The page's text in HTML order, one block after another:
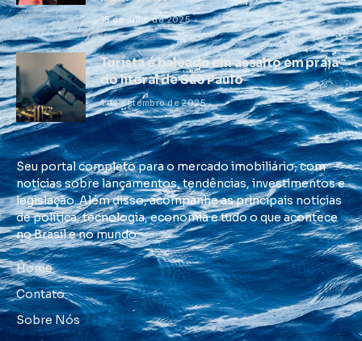
15 de julho de 2025
Turista é baleado em assalto em praia
do litoral de São Paulo
1 de setembro de 2025
Seu portal completo para o mercado imobiliário, com
notícias sobre lançamentos, tendências, investimentos e
legislação. Além disso, acompanhe as principais notícias
de política, tecnologia, economia e tudo o que acontece
no Brasil e no mundo.
Home
Contato
Sobre Nós